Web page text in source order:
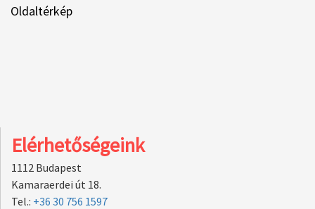
Oldaltérkép
Elérhetőségeink
1112 Budapest
Kamaraerdei út 18.
Tel.: +36 30 756 1597